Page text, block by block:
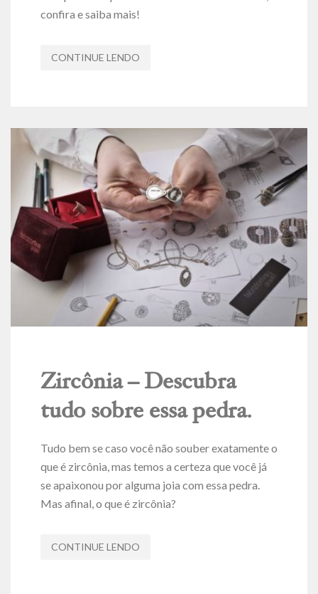
confira e saiba mais!
CONTINUE LENDO
Zircônia – Descubra
tudo sobre essa pedra.
Tudo bem se caso você não souber exatamente o
que é zircônia, mas temos a certeza que você já
se apaixonou por alguma joia com essa pedra.
Mas afinal, o que é zircônia?
CONTINUE LENDO